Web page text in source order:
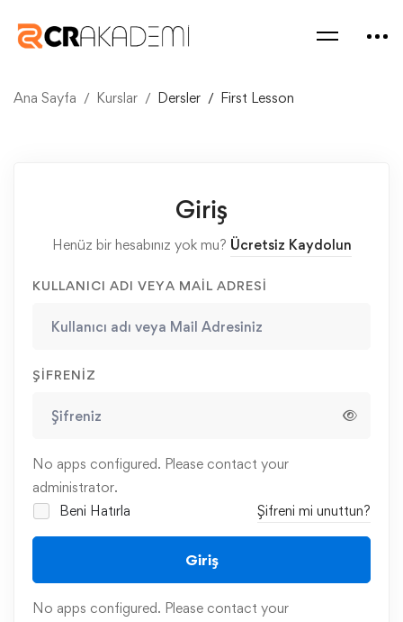
Ana Sayfa Kurslar Dersler First Lesson
Giriş
Henüz bir hesabınız yok mu? Ücretsiz Kaydolun
KULLANICI ADI VEYA MAIL ADRESI
ŞIFRENIZ
No apps configured. Please contact your
administrator.
Beni Hatırla
Şifreni mi unuttun?
Giriş
No apps configured. Please contact your